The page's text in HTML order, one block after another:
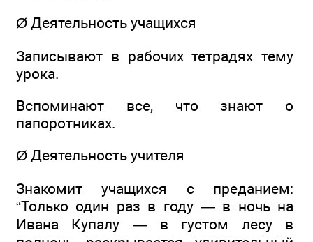
Ø Деятельность учащихся
Записывают в рабочих тетрадях тему
урока.
Вспоминают все, что знают о
папоротниках.
Ø Деятельность учителя
Знакомит учащихся с преданием:
“Только один раз в году — в ночь на
Ивана Купалу — в густом лесу в